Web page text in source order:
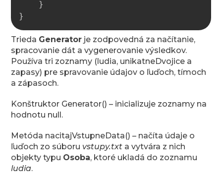
}
}
Trieda Generator je zodpovedná za načítanie,
spracovanie dát a vygenerovanie výsledkov.
Používa tri zoznamy (ludia, unikatneDvojice a
zapasy) pre spravovanie údajov o ľuďoch, tímoch
a zápasoch.
Konštruktor Generator() – inicializuje zoznamy na
hodnotu null.
Metóda nacitajVstupneData() – načíta údaje o
ľuďoch zo súboru vstupy.txt a vytvára z nich
objekty typu Osoba, ktoré ukladá do zoznamu
ludia.